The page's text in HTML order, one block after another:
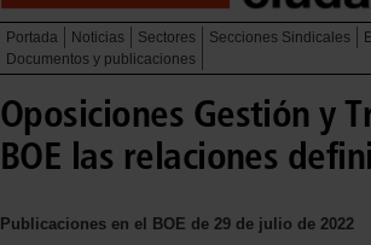
Portada Noticias Sectores Secciones Sindicales
Documentos y publicaciones
Oposiciones Gestión y
BOE las relaciones
Publicaciones en el BOE de 29 de julio de 2022